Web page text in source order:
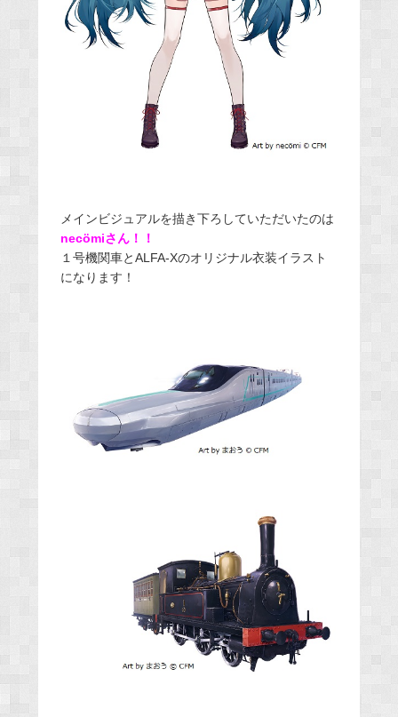
メインビジュアルを描き下ろしていただいたのは
necömiさん！！
１号機関車とALFA-Xのオリジナル衣装イラスト
になります！